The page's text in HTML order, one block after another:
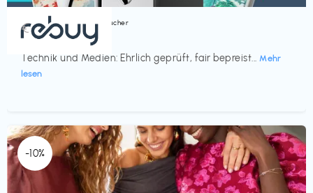
Bücher, Magazine & Hörbücher
rebuy
Technik und Medien: Ehrlich geprüft, fair bepreist... Mehr
lesen
€‎
-10%